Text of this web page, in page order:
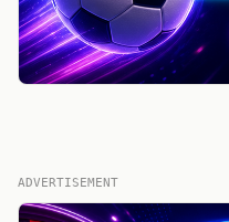
ADVERTISEMENT